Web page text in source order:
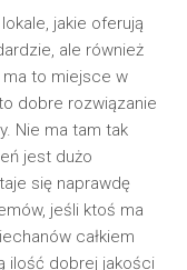
jakie oferują
ale również
ma to miejsce w
dobre rozwiązanie
Nie ma tam tak
jest dużo
się naprawdę
jeśli ktoś ma
całkiem
ilość dobrej jakości